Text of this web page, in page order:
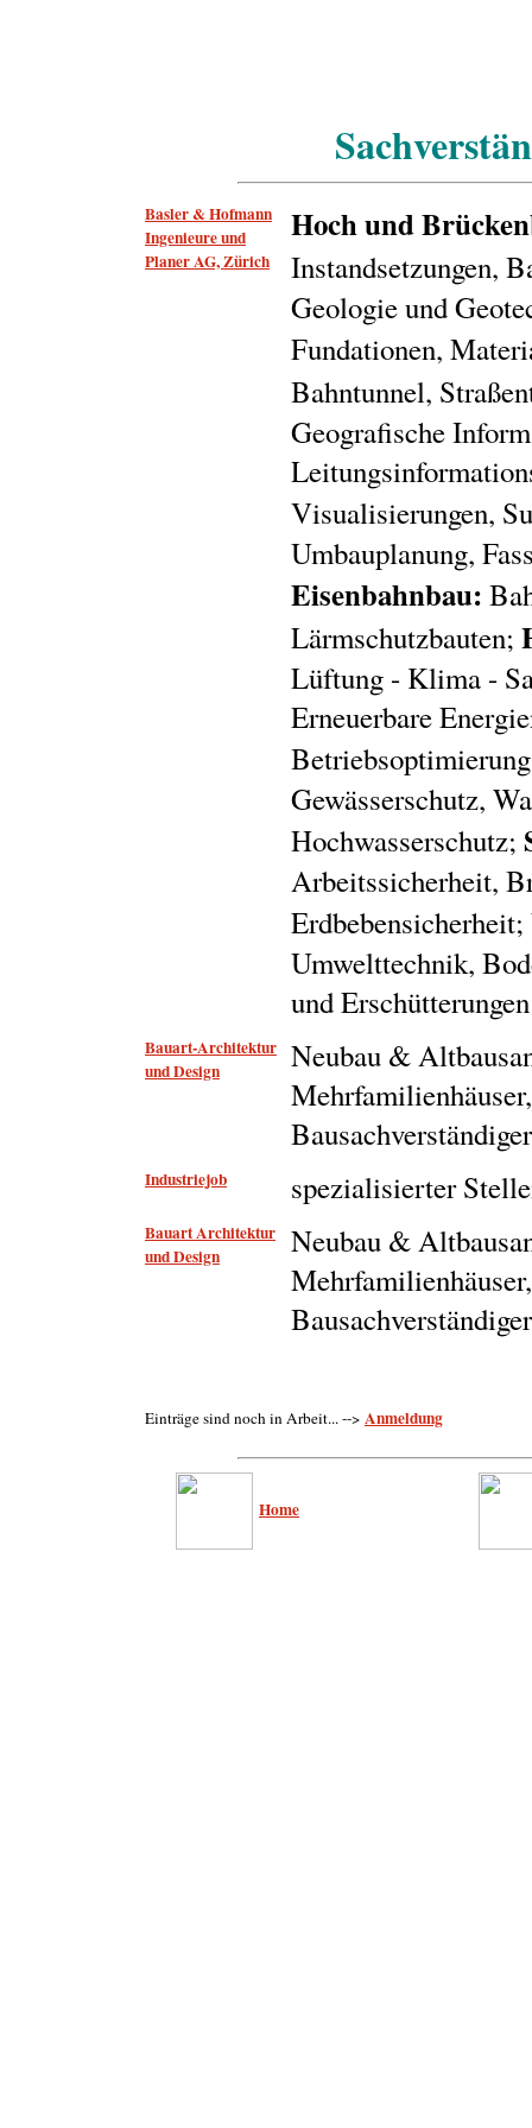
Basler & Hofmann
Ingenieure und
Planer AG, Zürich
Hoch und
Instandsetzungen,
Geologie und
Fundationen,
Bahntunnel,
Geografische
Visualisierungen,
Umbauplanung,
Eisenbahnbau:
Lärmschutzbauten;
Lüftung - Klima -
Erneuerbare
Gewässerschutz,
Hochwasserschutz;
Arbeitssicherheit,
Erdbebensicherheit;
Umwelttechnik,
und Erschütterungen
Bauart-Architektur
und Design
Neubau &
Industriejob spezialisierter
Bauart Architektur
und Design
Neubau &
Einträge sind noch in Arbeit... --> Anmeldung
Home